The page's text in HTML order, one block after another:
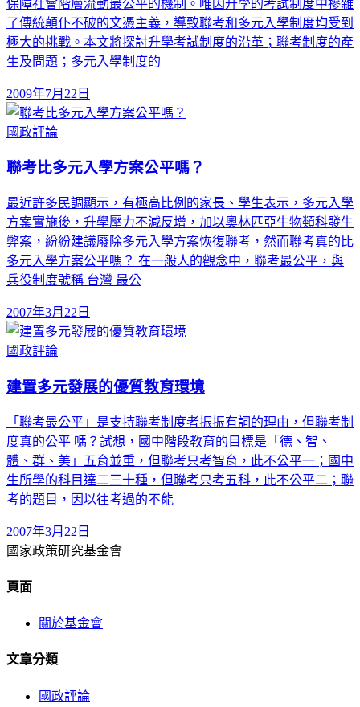
保障社會階層流動最公平的機制。唯因升學的考試制度中摻雜
了傳統顛仆不破的文憑主義，導致聯考和多元入學制度均受到
極大的挑戰。本文將探討升學考試制度的沿革；聯考制度的產
生及問題；多元入學制度的
2009年7月22日
國政評論
聯考比多元入學方案公平嗎？
最近許多民調顯示，有極高比例的家長、學生表示，多元入學
方案實施後，升學壓力不減反增，加以奧林匹亞生物類科發生
弊案，紛紛建議廢除多元入學方案恢復聯考，然而聯考真的比
多元入學方案公平嗎？ 在一般人的觀念中，聯考最公平，與
兵役制度號稱 台灣 最公
2007年3月22日
國政評論
建置多元發展的優質教育環境
「聯考最公平」是支持聯考制度者振振有詞的理由，但聯考制
度真的公平 嗎？試想，國中階段教育的目標是「德、智、
體、群、美」五育並重，但聯考只考智育，此不公平一；國中
生所學的科目達二三十種，但聯考只考五科，此不公平二；聯
考的題目，因以往考過的不能
2007年3月22日
國家政策研究基金會
頁面
關於基金會
文章分類
國政評論